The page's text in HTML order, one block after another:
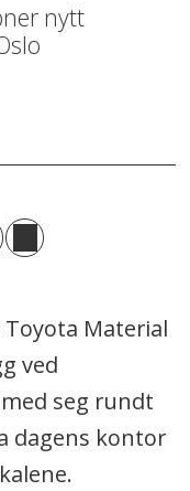
nytt
Material
ved
seg rundt
dagens kontor